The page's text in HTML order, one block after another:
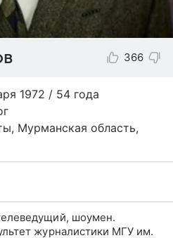
366
1972 / 54 года
Мурманская область,
шоумен.
журналистики МГУ им.